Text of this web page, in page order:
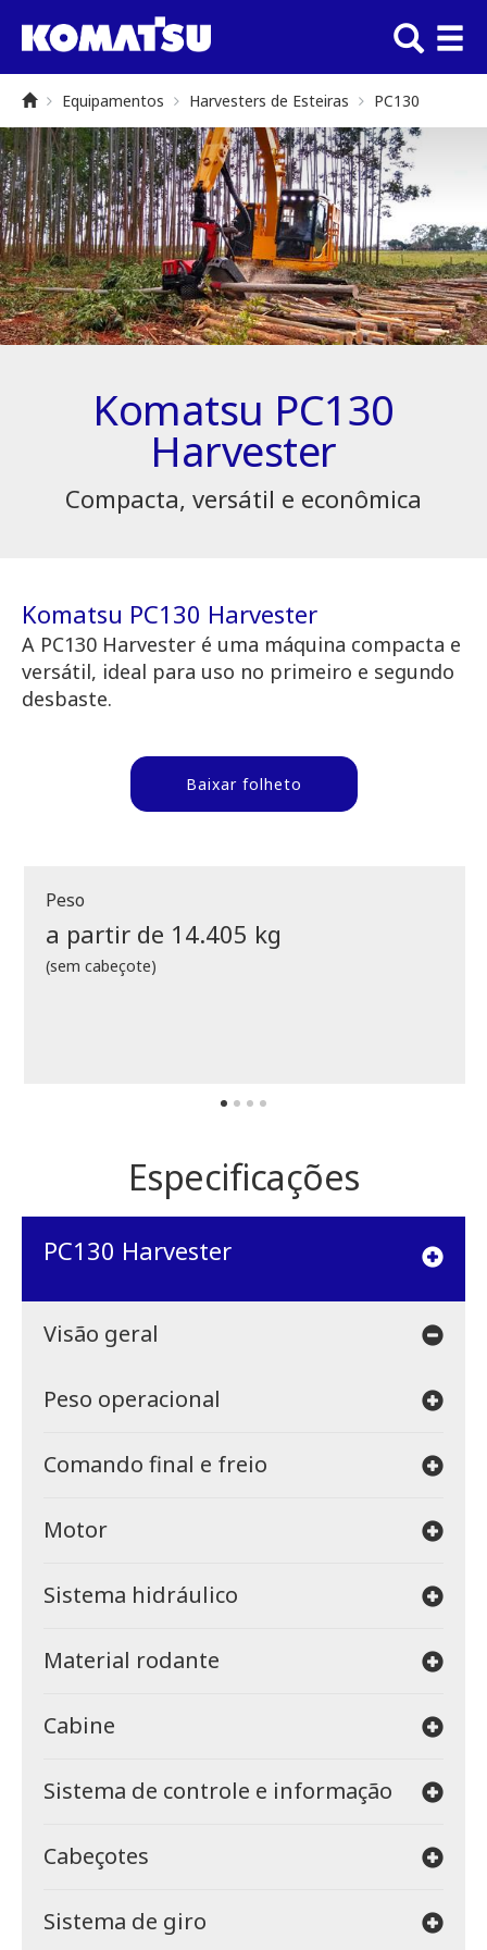
Equipamentos Harvesters de Esteiras PC130
Komatsu PC130
Harvester
Compacta, versátil e econômica
Komatsu PC130 Harvester
A PC130 Harvester é uma máquina compacta e
versátil, ideal para uso no primeiro e segundo
desbaste.
Baixar folheto
Peso
a partir de 14.405 kg
(sem cabeçote)
Especificações
PC130 Harvester
Visão geral
Peso operacional
Comando final e freio
Motor
Sistema hidráulico
Material rodante
Cabine
Sistema de controle e informação
Cabeçotes
Sistema de giro